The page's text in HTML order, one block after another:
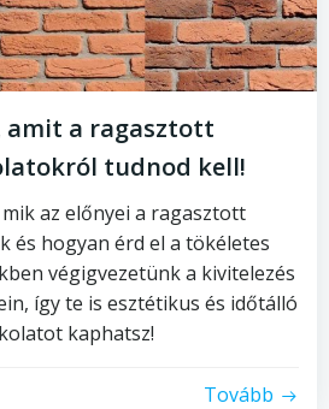
amit a ragasztott
tudnod kell!
mik az előnyei a ragasztott
és hogyan érd el a tökéletes
végigvezetünk a kivitelezés
így te is esztétikus és időtálló
kaphatsz!
Tovább